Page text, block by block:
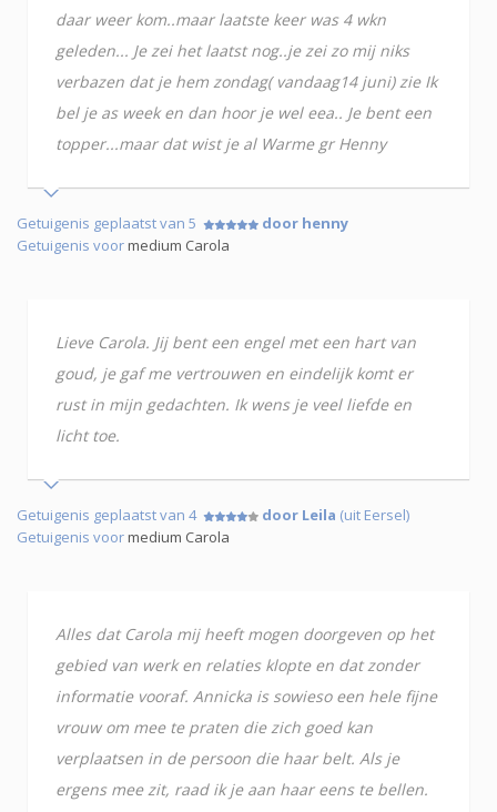
daar weer kom..maar laatste keer was 4 wkn
geleden... Je zei het laatst nog..je zei zo mij niks
verbazen dat je hem zondag( vandaag14 juni) zie Ik
bel je as week en dan hoor je wel eea.. Je bent een
topper...maar dat wist je al Warme gr Henny
Getuigenis geplaatst van 5
door henny
Getuigenis voormedium Carola
Lieve Carola. Jij bent een engel met een hart van
goud, je gaf me vertrouwen en eindelijk komt er
rust in mijn gedachten. Ik wens je veel liefde en
licht toe.
Getuigenis geplaatst van 4 door Leila (uit Eersel)
Getuigenis voormedium Carola
Alles dat Carola mij heeft mogen doorgeven op het
gebied van werk en relaties klopte en dat zonder
informatie vooraf. Annicka is sowieso een hele fijne
vrouw om mee te praten die zich goed kan
verplaatsen in de persoon die haar belt. Als je
ergens mee zit, raad ik je aan haar eens te bellen.